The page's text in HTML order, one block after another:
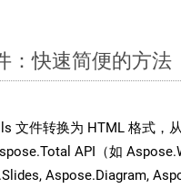
：快速简便的方法
文件转换为 HTML 格式，
API（如
Aspose.Diagram,